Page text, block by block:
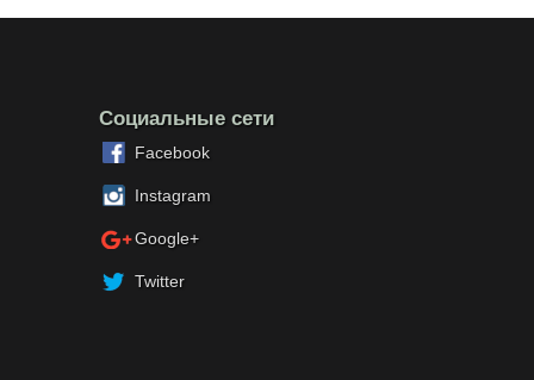
Социальные сети
Facebook
Instagram
Google+
Twitter